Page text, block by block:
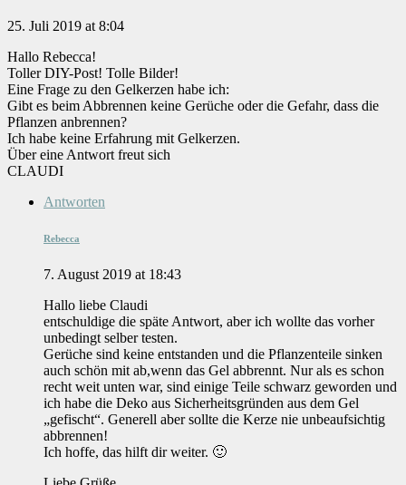
25. Juli 2019 at 8:04
Hallo Rebecca!
Toller DIY-Post! Tolle Bilder!
Eine Frage zu den Gelkerzen habe ich:
Gibt es beim Abbrennen keine Gerüche oder die Gefahr, dass die
Pflanzen anbrennen?
Ich habe keine Erfahrung mit Gelkerzen.
Über eine Antwort freut sich
CLAUDI
Antworten
Rebecca
7. August 2019 at 18:43
Hallo liebe Claudi
entschuldige die späte Antwort, aber ich wollte das vorher
unbedingt selber testen.
Gerüche sind keine entstanden und die Pflanzenteile sinken
auch schön mit ab,wenn das Gel abbrennt. Nur als es schon
recht weit unten war, sind einige Teile schwarz geworden und
ich habe die Deko aus Sicherheitsgründen aus dem Gel
„gefischt“. Generell aber sollte die Kerze nie unbeaufsichtig
abbrennen!
Ich hoffe, das hilft dir weiter. 🙂